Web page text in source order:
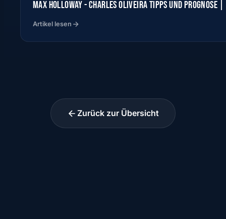
MAX HOLLOWAY - CHARLES OLIVEIRA TIPPS UND
Artikel lesen
Zurück zur Übersicht